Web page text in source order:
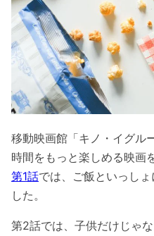
移動映画館「キノ・イグル
時間をもっと楽しめる映画
第1話では、ご飯といっし
した。
第2話では、子供だけじゃ